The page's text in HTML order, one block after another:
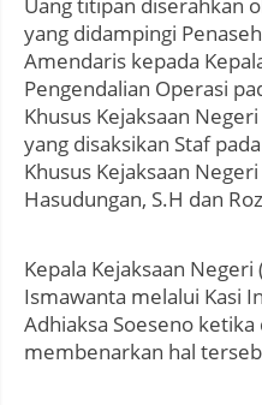
yang didampingi
Amendaris kepada
Pengendalian Operasi
Khusus Kejaksaan
yang disaksikan Staf
Khusus Kejaksaan
Hasudungan, S.H dan
Kepala Kejaksaan Negeri
Ismawanta melalui Kasi
Adhiaksa Soeseno
membenarkan hal